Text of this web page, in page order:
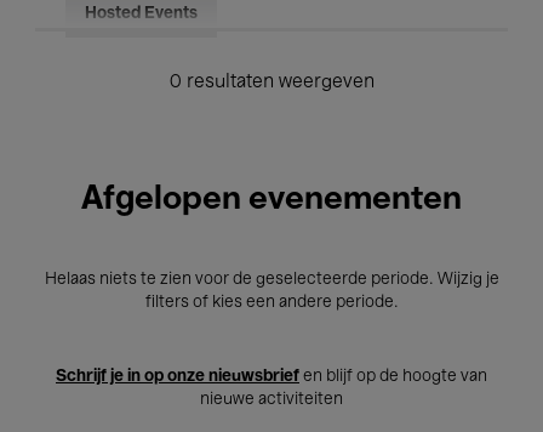
Hosted Events
0 resultaten weergeven
Afgelopen evenementen
Helaas niets te zien voor de geselecteerde periode. Wijzig je
filters of kies een andere periode.
Schrijf je in op onze nieuwsbrief en blijf op de hoogte van
nieuwe activiteiten